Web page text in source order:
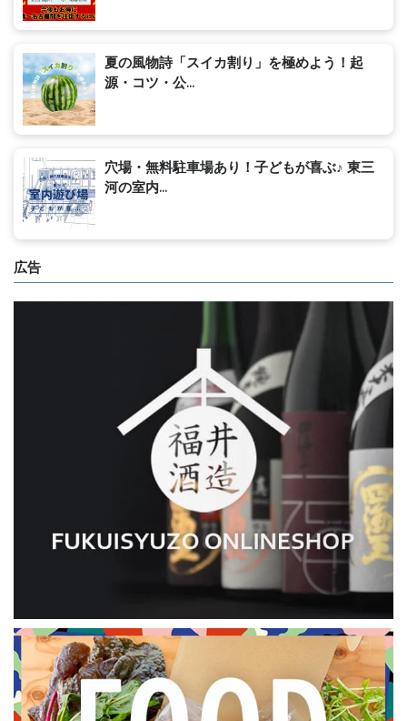
夏の風物詩「スイカ割り」を極めよう！起
源・コツ・公...
穴場・無料駐車場あり！子どもが喜ぶ♪ 東三
河の室内...
広告